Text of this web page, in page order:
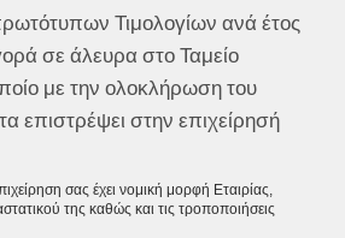
Τιμολογίων ανά έτος
σε άλευρα στο Ταμείο
με την ολοκλήρωση του
επιστρέψει στην επιχείρησή
σας έχει νομική μορφή Εταιρίας,
της καθώς και τις τροποποιήσεις